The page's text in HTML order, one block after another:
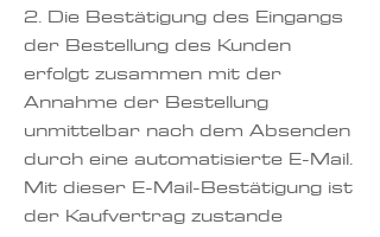
2. Die Bestätigung des Eingangs
der Bestellung des Kunden
erfolgt zusammen mit der
Annahme der Bestellung
unmittelbar nach dem Absenden
durch eine automatisierte E-Mail.
Mit dieser E-Mail-Bestätigung ist
der Kaufvertrag zustande